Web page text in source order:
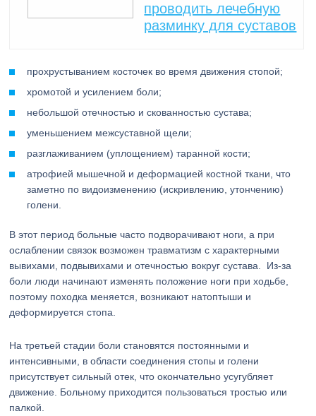
проводить лечебную
разминку для суставов
прохрустыванием косточек во время движения стопой;
хромотой и усилением боли;
небольшой отечностью и скованностью сустава;
уменьшением межсуставной щели;
разглаживанием (уплощением) таранной кости;
атрофией мышечной и деформацией костной ткани, что
заметно по видоизменению (искривлению, утончению)
голени.
В этот период больные часто подворачивают ноги, а при
ослаблении связок возможен травматизм с характерными
вывихами, подвывихами и отечностью вокруг сустава. Из-за
боли люди начинают изменять положение ноги при ходьбе,
поэтому походка меняется, возникают натоптыши и
деформируется стопа.
На третьей стадии боли становятся постоянными и
интенсивными, в области соединения стопы и голени
присутствует сильный отек, что окончательно усугубляет
движение. Больному приходится пользоваться тростью или
палкой.